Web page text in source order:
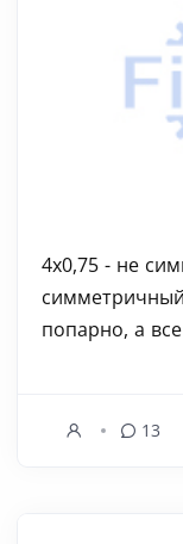
4x0,75 - не
попарно, а
13